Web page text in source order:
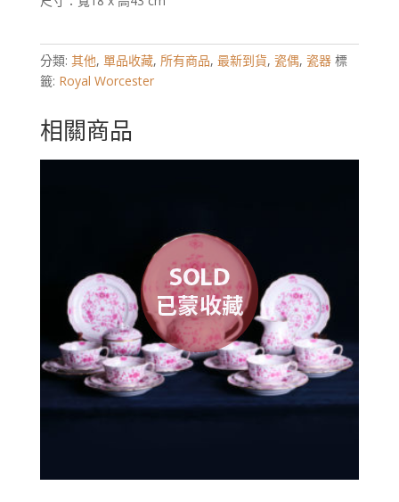
分類: 其他, 單品收藏, 所有商品, 最新到貨, 瓷偶, 瓷器 標
籤: Royal Worcester
相關商品